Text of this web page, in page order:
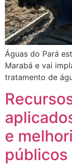
Águas do Pará
Marabá e vai
tratamento de
e
públicos